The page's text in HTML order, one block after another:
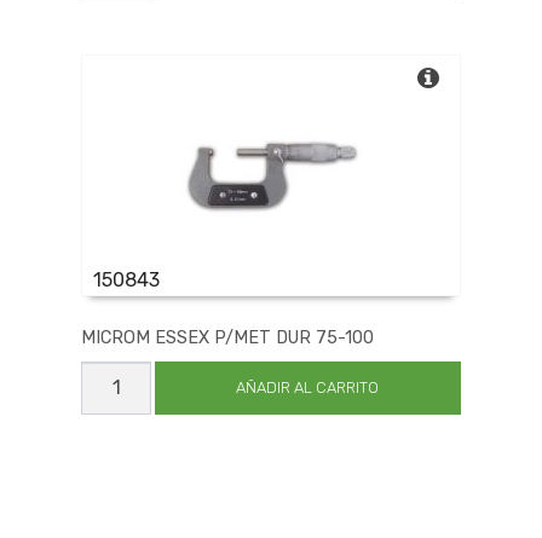
150843
MICROM ESSEX P/MET DUR 75-100
MICROM
ESSEX
AÑADIR AL CARRITO